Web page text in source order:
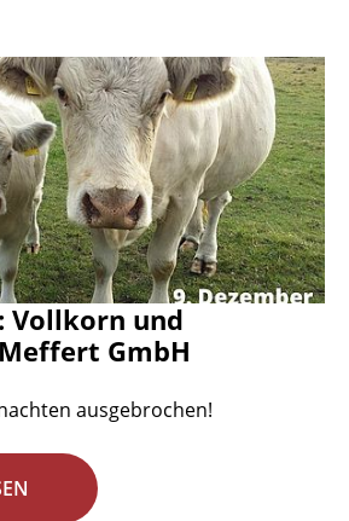
Vollkorn und
GmbH
ausgebrochen!